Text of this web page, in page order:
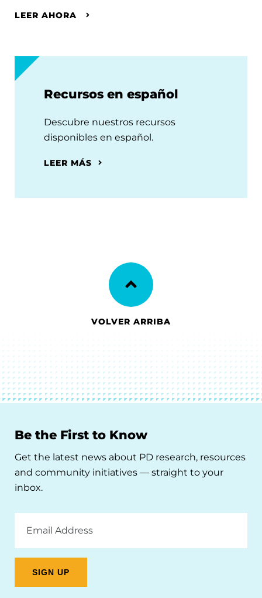
LEER AHORA
Recursos en español
Descubre nuestros recursos
disponibles en español.
LEER MÁS
VOLVER ARRIBA
Be the First to Know
Get the latest news about PD research, resources
and community initiatives — straight to your
inbox.
Address